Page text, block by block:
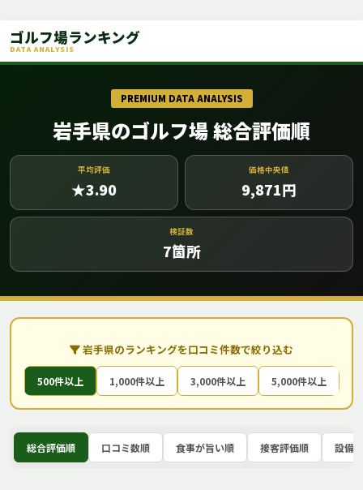
ゴルフ場ランキング
DATA ANALYSIS
PREMIUM DATA ANALYSIS
岩手県のゴルフ場 総合評価順
平均評価
★3.90
価格中央値
9,871円
検証数
7箇所
岩手県のランキングを口コミ件数で絞り込む
500件以上 1,000件以上 3,000件以上 5,000件以上
総合評価順 口コミ数順 食事が旨い順 接客評価順 設備